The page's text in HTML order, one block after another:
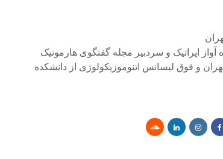
آواز اپراتیک و سردبیر مجله گفتگوی هارمونیک
و فوق لیسانس اتنوموزیکولوژی از دانشکده